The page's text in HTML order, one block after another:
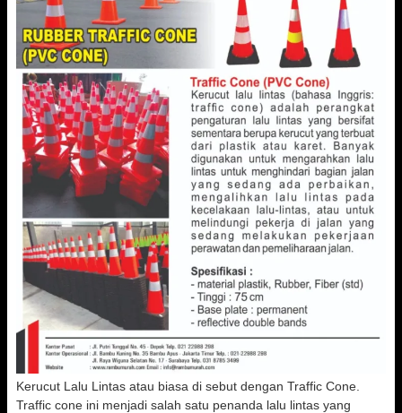
Kerucut Lalu Lintas atau biasa di sebut dengan Traffic Cone.
Traffic cone ini menjadi salah satu penanda lalu lintas yang